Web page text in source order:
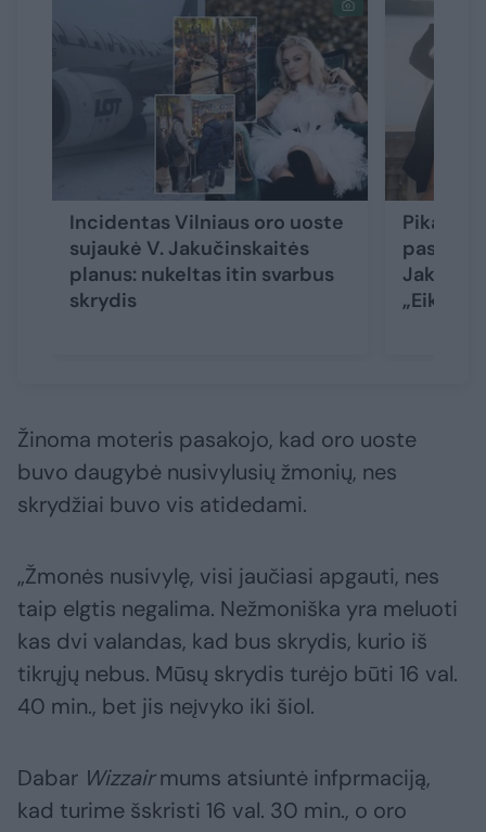
Incidentas Vilniaus oro uoste
sujaukė V. Jakučinskaitės
planus: nukeltas itin svarbus
skrydis
„Eikite
Žinoma moteris pasakojo, kad oro uoste
buvo daugybė nusivylusių žmonių, nes
skrydžiai buvo vis atidedami.
„Žmonės nusivylę, visi jaučiasi apgauti, nes
taip elgtis negalima. Nežmoniška yra meluoti
kas dvi valandas, kad bus skrydis, kurio iš
tikrųjų nebus. Mūsų skrydis turėjo būti 16 val.
40 min., bet jis neįvyko iki šiol.
Dabar Wizzairmums atsiuntė infprmaciją,
kad turime šskristi 16 val. 30 min., o oro